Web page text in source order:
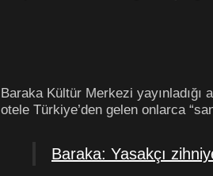
Baraka Kültür Merkezi
otele Türkiye’den gelen onlarca
Baraka: Yasakçı